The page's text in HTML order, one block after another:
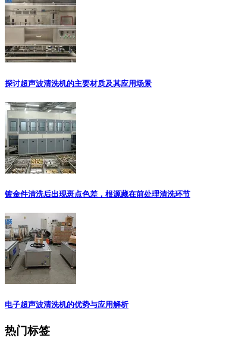
探讨超声波清洗机的主要材质及其应用场景
镀金件清洗后出现斑点色差，根源藏在前处理清洗环节
电子超声波清洗机的优势与应用解析
热门标签